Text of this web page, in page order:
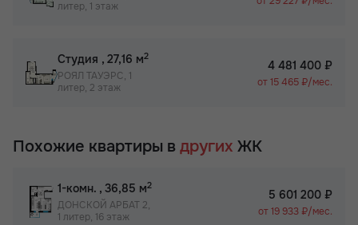
литер, 1 этаж
Студия , 27,16 м2
РОЯЛ ТАУЭРС, 1
литер, 2 этаж
4 481 400 ₽
от 15 465 ₽/мес.
Похожие квартиры в других ЖК
1-комн. , 36,85 м2
ДОНСКОЙ АРБАТ 2,
1 литер, 16 этаж
5 601 200 ₽
от 19 933 ₽/мес.